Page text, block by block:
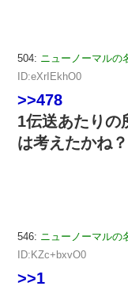
504: ニューノーマルの
ID:eXrIEkhO0
>>478
1伝送あたりの
は考えたかね？
546: ニューノーマルの
ID:KZc+bxvO0
>>1